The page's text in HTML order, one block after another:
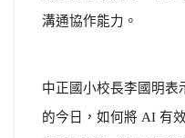
溝通協作能力。
中正國小校長李國明表
的今日，如何將 AI 有